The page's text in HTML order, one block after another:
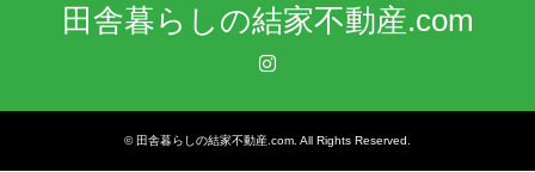
田舎暮らしの結家不動産.com
© 田舎暮らしの結家不動産.com . All Rights Reserved.